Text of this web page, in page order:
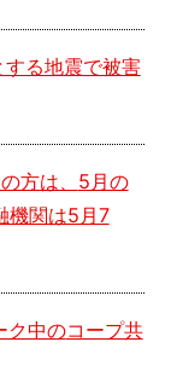
る地震で被害
方は、 5月の
機関は5月7
ク中のコープ共